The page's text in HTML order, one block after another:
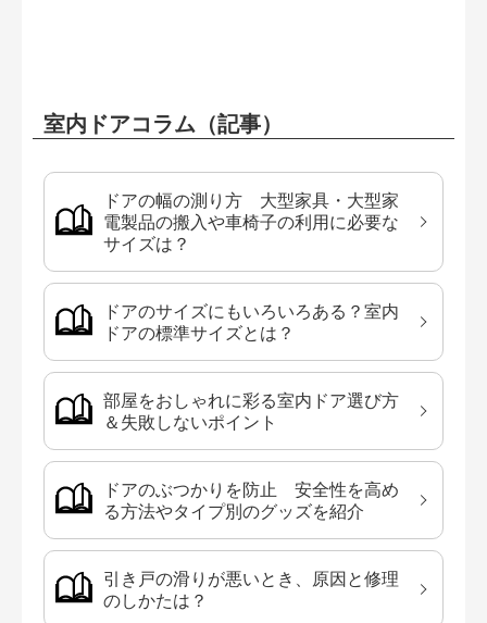
室内ドアコラム（記事）
ドアの幅の測り方 大型家具・大型家
電製品の搬入や車椅子の利用に必要な
サイズは？
ドアのサイズにもいろいろある？室内
ドアの標準サイズとは？
部屋をおしゃれに彩る室内ドア選び方
＆失敗しないポイント
ドアのぶつかりを防止 安全性を高め
る方法やタイプ別のグッズを紹介
引き戸の滑りが悪いとき、原因と修理
のしかたは？